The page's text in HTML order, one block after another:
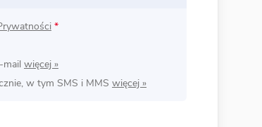
*
mail
w tym SMS i MMS